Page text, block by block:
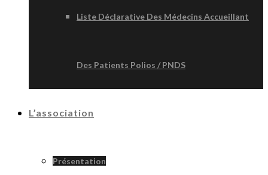
Liste Déclarative Des Médecins Accueillant
Des Patients Polios / PNDS
L’association
Présentation